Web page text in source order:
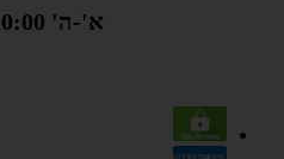
א'-ה' 10:00- 18:00, ו' -14:00-09:00